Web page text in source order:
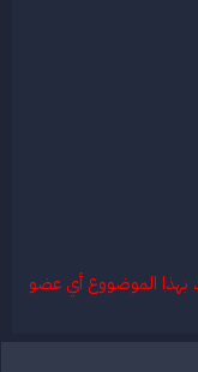
بهذا الموضووع أي عضو